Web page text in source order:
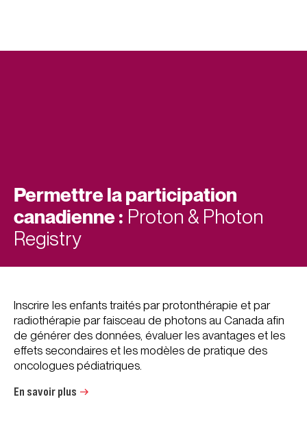
Permettre la participation
canadienne : Proton & Photon
Registry
Inscrire les enfants traités par protonthérapie et par
radiothérapie par faisceau de photons au Canada afin
de générer des données, évaluer les avantages et les
effets secondaires et les modèles de pratique des
oncologues pédiatriques.
En savoir plus